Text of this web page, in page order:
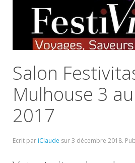
Salon
Mulhouse 3
2017
Ecrit par iClaude sur3 décembre 2018.